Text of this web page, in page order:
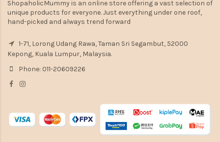
ShopaholicMummy is an online store offering a vast selection of
unique products for everyone. Just everything under one roof,
hand-picked and always trend forward
1-71, Lorong Udang Rawa, Taman Sri Segambut, 52000
Kepong, Kuala Lumpur, Malaysia.
Phone: 011-20609226